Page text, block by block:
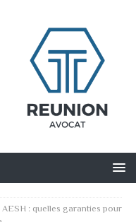
: quelles garanties pour